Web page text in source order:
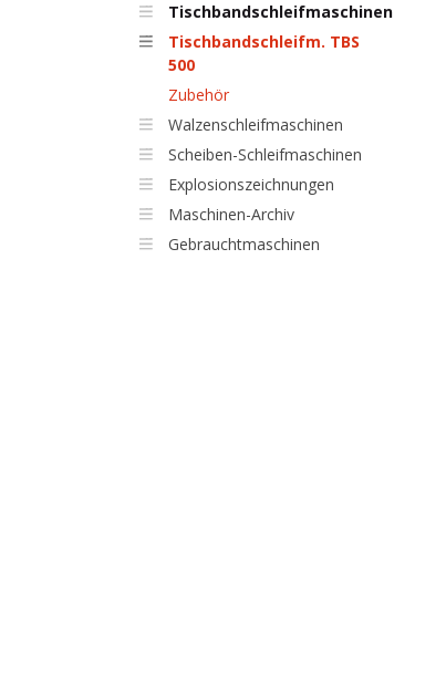
Tischbandschleifmaschinen
Tischbandschleifm. TBS
500
Zubehör
Walzenschleifmaschinen
Scheiben-Schleifmaschinen
Explosionszeichnungen
Maschinen-Archiv
Gebrauchtmaschinen